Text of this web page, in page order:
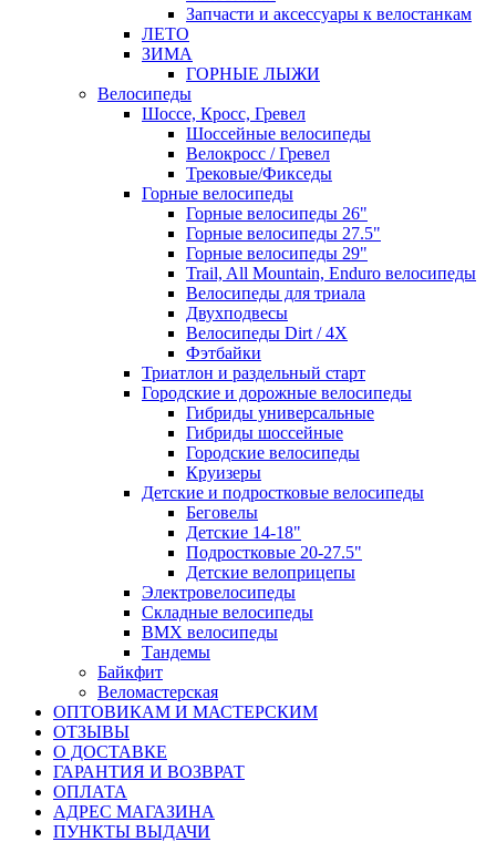
Запчасти и аксессуары к велостанкам
ЛЕТО
ЗИМА
ГОРНЫЕ ЛЫЖИ
Велосипеды
Шоссе, Кросс, Гревел
Шоссейные велосипеды
Велокросс / Гревел
Трековые/Фикседы
Горные велосипеды
Горные велосипеды 26"
Горные велосипеды 27.5"
Горные велосипеды 29"
Trail, All Mountain, Enduro велосипеды
Велосипеды для триала
Двухподвесы
Велосипеды Dirt / 4X
Фэтбайки
Триатлон и раздельный старт
Городские и дорожные велосипеды
Гибриды универсальные
Гибриды шоссейные
Городские велосипеды
Круизеры
Детские и подростковые велосипеды
Беговелы
Детские 14-18"
Подростковые 20-27.5"
Детские велоприцепы
Электровелосипеды
Складные велосипеды
BMX велосипеды
Тандемы
Байкфит
Веломастерская
ОПТОВИКАМ И МАСТЕРСКИМ
ОТЗЫВЫ
О ДОСТАВКЕ
ГАРАНТИЯ И ВОЗВРАТ
ОПЛАТА
АДРЕС МАГАЗИНА
ПУНКТЫ ВЫДАЧИ